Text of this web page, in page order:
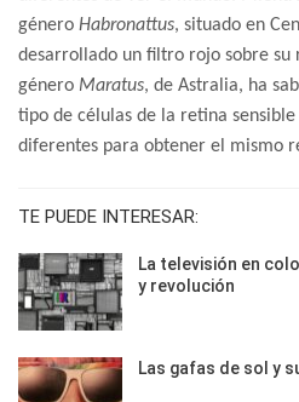
género Habronattus, situado en
desarrollado un filtro rojo sobre su
género Maratus, de Astralia, ha
tipo de células de la retina
diferentes para obtener el mismo
TE PUEDE INTERESAR:
La televisión en
y revolución
Las gafas de sol y